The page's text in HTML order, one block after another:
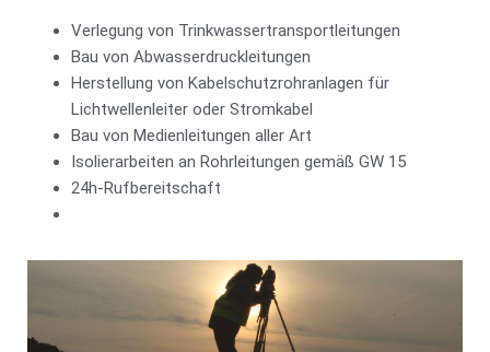
Verlegung von Trinkwassertransportleitungen
Bau von Abwasserdruckleitungen
Herstellung von Kabelschutzrohranlagen für
Lichtwellenleiter oder Stromkabel
Bau von Medienleitungen aller Art
Isolierarbeiten an Rohrleitungen gemäß GW 15
24h-Rufbereitschaft